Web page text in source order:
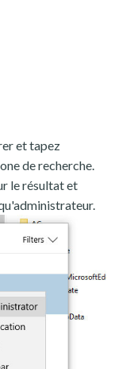
et tapez
de recherche.
le résultat et